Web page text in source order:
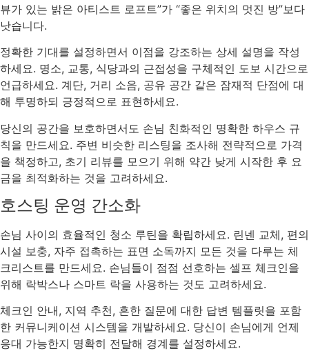
뷰가 있는 밝은 아티스트 로프트”가 “좋은 위치의 멋진 방”보다
낫습니다.
정확한 기대를 설정하면서 이점을 강조하는 상세 설명을 작성
하세요. 명소, 교통, 식당과의 근접성을 구체적인 도보 시간으로
언급하세요. 계단, 거리 소음, 공유 공간 같은 잠재적 단점에 대
해 투명하되 긍정적으로 표현하세요.
당신의 공간을 보호하면서도 손님 친화적인 명확한 하우스 규
칙을 만드세요. 주변 비슷한 리스팅을 조사해 전략적으로 가격
을 책정하고, 초기 리뷰를 모으기 위해 약간 낮게 시작한 후 요
금을 최적화하는 것을 고려하세요.
호스팅 운영 간소화
손님 사이의 효율적인 청소 루틴을 확립하세요. 린넨 교체, 편의
시설 보충, 자주 접촉하는 표면 소독까지 모든 것을 다루는 체
크리스트를 만드세요. 손님들이 점점 선호하는 셀프 체크인을
위해 락박스나 스마트 락을 사용하는 것도 고려하세요.
체크인 안내, 지역 추천, 흔한 질문에 대한 답변 템플릿을 포함
한 커뮤니케이션 시스템을 개발하세요. 당신이 손님에게 언제
응대 가능한지 명확히 전달해 경계를 설정하세요.